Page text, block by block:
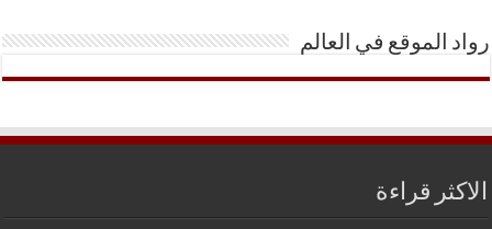
رواد الموقع في العالم
الاكثر قراءة